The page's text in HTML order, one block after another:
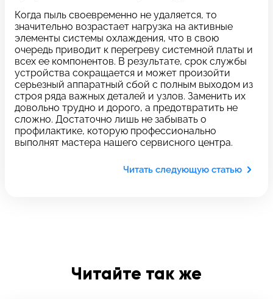
Когда пыль своевременно не удаляется, то
значительно возрастает нагрузка на активные
элементы системы охлаждения, что в свою
очередь приводит к перегреву системной платы и
всех ее компонентов. В результате, срок службы
устройства сокращается и может произойти
серьезный аппаратный сбой с полным выходом из
строя ряда важных деталей и узлов. Заменить их
довольно трудно и дорого, а предотвратить не
сложно. Достаточно лишь не забывать о
профилактике, которую профессионально
выполнят мастера нашего сервисного центра.
Читать следующую статью
Читайте так же
Задать вопрос
*бесплатно
Заполните форму обратной
связи и ждите звонка:
Оставьте свой
отзыв
Заполните все необходимые поля
Введите имя
Введите номер договора